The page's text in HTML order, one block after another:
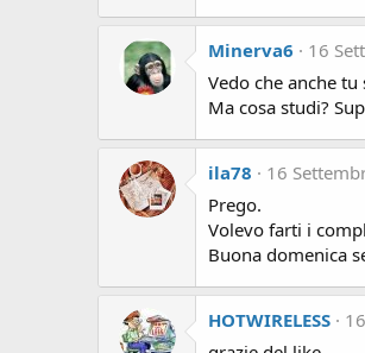
Minerva6
16
Vedo che anche tu
Ma cosa studi?
ila78
16
Prego.
Volevo farti i
Buona domenica
HOTWIRELESS